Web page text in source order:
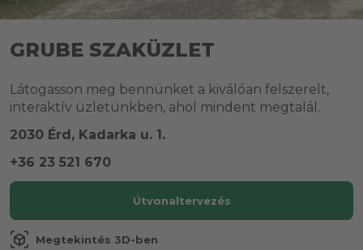
GRUBE SZAKÜZLET
Látogasson meg bennünket a kiválóan felszerelt,
interaktív üzletünkben, ahol mindent megtalál.
2030 Érd, Kadarka u. 1.
+36 23 521 670
Útvonaltervezés
view_in_ar Megtekintés 3D-ben